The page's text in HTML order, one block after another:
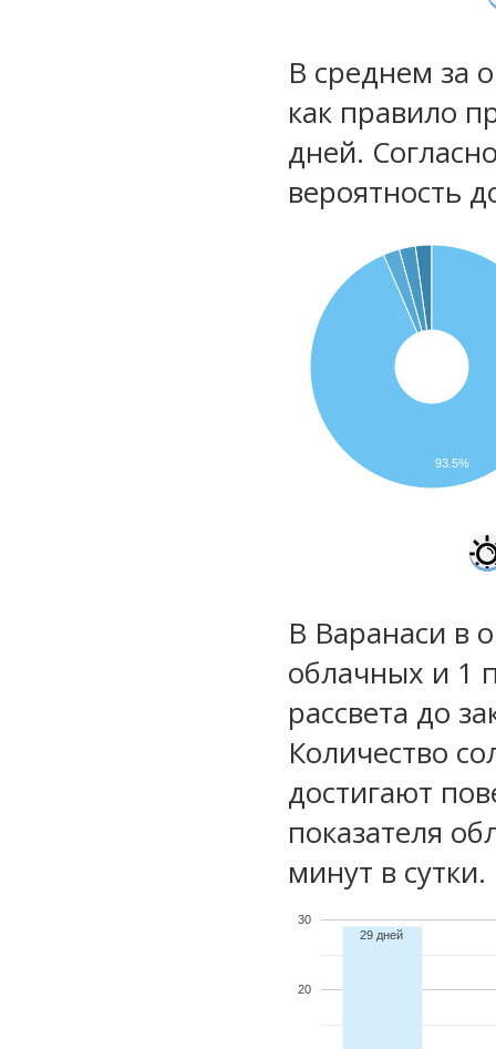
В среднем за
как правило
дней.
вероятность
93.5%
В Варанаси в
облачных и 1
рассвета до
Количество
достигают
показателя
минут в сутки.
20
30
29 дней